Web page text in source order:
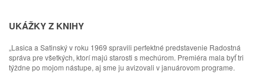
UKÁŽKY Z KNIHY
„Lasica a Satinský v roku 1969 spravili perfektné predstavenie Radostná
správa pre všetkých, ktorí majú starosti s mechúrom. Premiéra mala byť tri
týždne po mojom nástupe, aj sme ju avizovali v januárovom programe.